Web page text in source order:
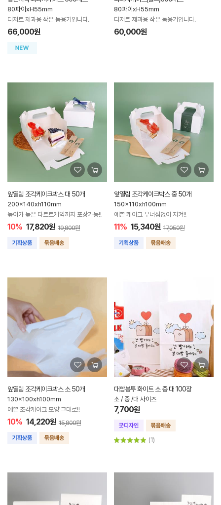
80파이xH55mm
디저트 제과용 작은 돔용기입니다.
66,000원
80파이xH55mm
디저트 제과용 작은 돔용기입니다.
60,000원
앞열림 조각케이크박스 대 50개
200x140xh110mm
높이가 높은 타르트케익까지 포장가능!!
10% 17,820원 19,800원
앞열림 조각케이크박스 중 50개
150x110xh100mm
예쁜 케이크 무너짐없이 지켜!!
11% 15,340원 17,050원
앞열림 조각케이크박스 소 50개
130x100xh100mm
예쁜 조각케이크 모양 그대로!!
10% 14,220원 15,800원
대빵봉투 화이트 소 중 대 100장
소 / 중 /대 사이즈
7,700원
(1)